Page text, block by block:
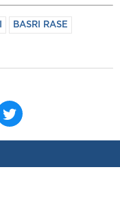
BASRI RASE